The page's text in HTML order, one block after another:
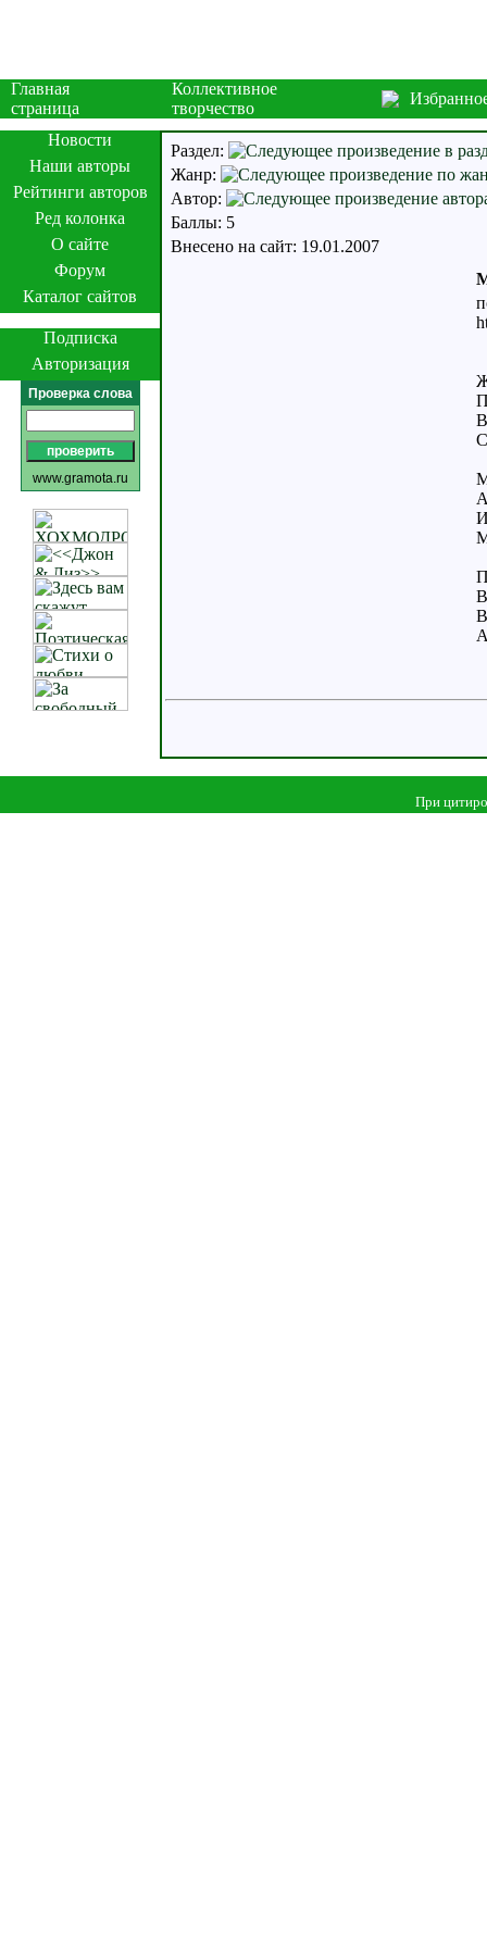
Главная
страница
Коллективное
творчество
Новости
Наши авторы
Рейтинги авторов
Ред колонка
О сайте
Форум
Каталог сайтов
Подписка
Авторизация
Проверка слова
www.gramota.ru
Раздел:
Жанр:
Автор:
Баллы: 5
Внесено на сайт: 19.01.2007
При